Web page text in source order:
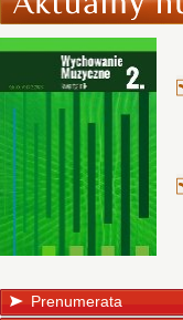
Prenumerata